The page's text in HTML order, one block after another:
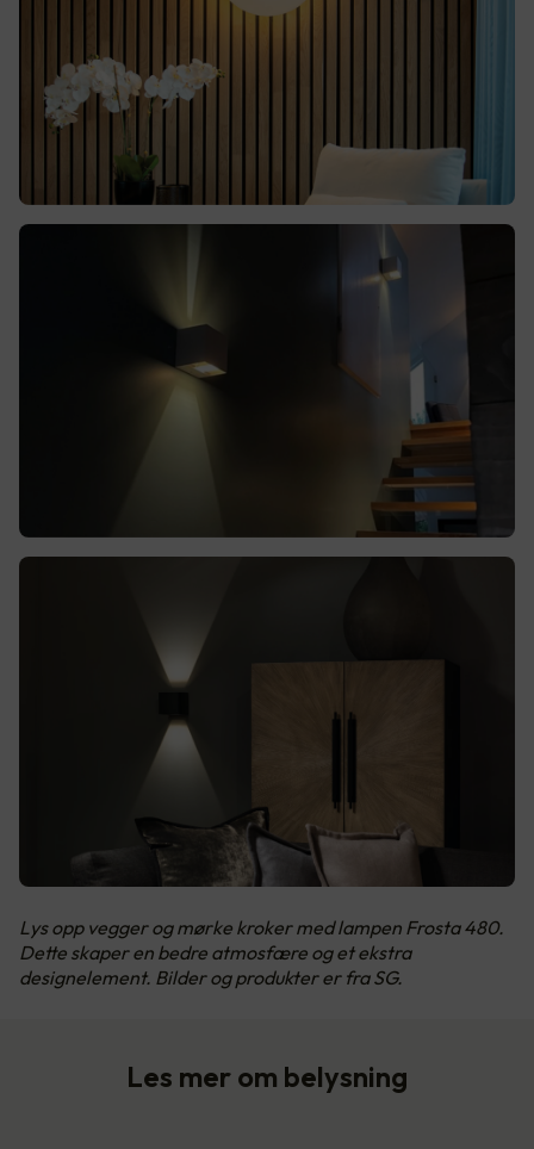
Lys opp vegger og mørke kroker med lampen Frosta 480.
Dette skaper en bedre atmosfære og et ekstra
designelement. Bilder og produkter er fra SG.
Les mer om belysning